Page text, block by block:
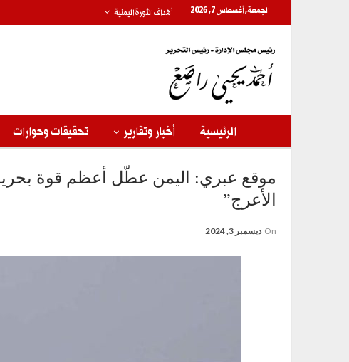
الجمعة, أغسطس 7, 2026 أهداف الثورة اليمنية
الرئيسية أخبار وتقارير تحقيقات وحوارات
موقع عبري: اليمن عطّل أعظم قوة بحرية
الأعرج”
On ديسمبر 3, 2024